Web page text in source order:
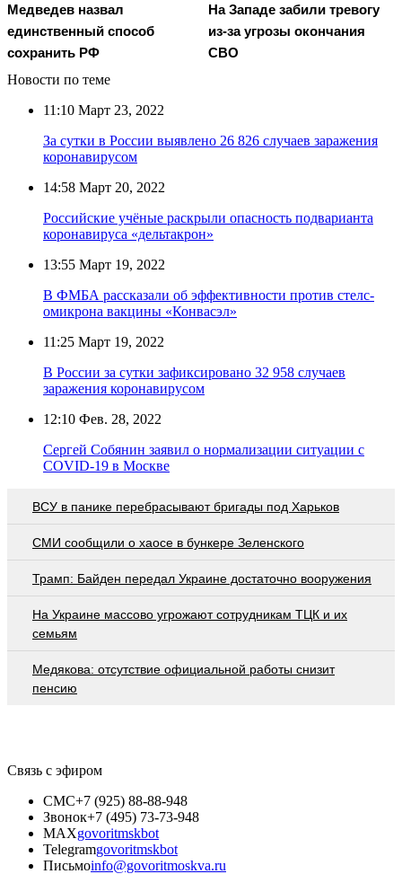
Медведев назвал
единственный способ
сохранить РФ
На Западе забили тревогу
из-за угрозы окончания
СВО
Новости по теме
11:10 Март 23, 2022
За сутки в России выявлено 26 826 случаев заражения
коронавирусом
14:58 Март 20, 2022
Российские учёные раскрыли опасность подварианта
коронавируса «дельтакрон»
13:55 Март 19, 2022
В ФМБА рассказали об эффективности против стелс-
омикрона вакцины «Конвасэл»
11:25 Март 19, 2022
В России за сутки зафиксировано 32 958 случаев
заражения коронавирусом
12:10 Фев. 28, 2022
Сергей Собянин заявил о нормализации ситуации с
COVID-19 в Москве
ВСУ в панике перебрасывают бригады под Харьков
СМИ сообщили о хаосе в бункере Зеленского
Трамп: Байден передал Украине достаточно вооружения
На Украине массово угрожают сотрудникам ТЦК и их
семьям
Медякова: отсутствие официальной работы снизит
пенсию
Связь с эфиром
СМС+7 (925) 88-88-948
Звонок+7 (495) 73-73-948
MAXgovoritmskbot
Telegramgovoritmskbot
Письмоinfo@govoritmoskva.ru